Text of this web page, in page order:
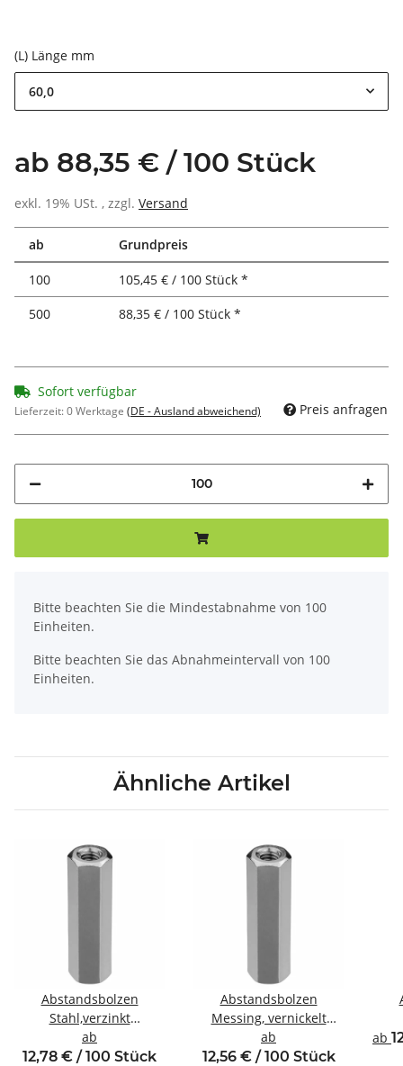
(L) Länge mm
60,0
ab 88,35 € / 100 Stück
exkl. 19% USt. , zzgl. Versand
ab Grundpreis
100
105,45 € / 100 Stück *
500
88,35 € / 100 Stück *
Sofort verfügbar
Lieferzeit:0 Werktage (DE - Ausland abweichend) Preis anfragen
Bitte beachten Sie die Mindestabnahme von 100
Einheiten.
Bitte beachten Sie das Abnahmeintervall von 100
Einheiten.
Ähnliche Artikel
Abstandsbolzen
Stahl,verzinkt
Innen/Innengewinde M5
SW8
ab
12,78 € / 100 Stück
Abstandsbolzen
Messing, vernickelt
Innen/Innengewinde M4
SW7
ab
12,56 € / 100 Stück
ab